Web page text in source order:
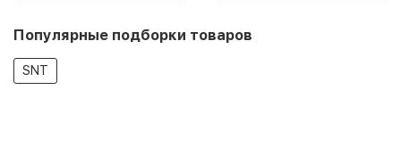
Популярные подборки товаров
SNT